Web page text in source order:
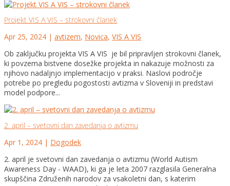
Projekt VIS A VIS – strokovni članek
Apr 25, 2024 | avtizem, Novica, VIS A VIS
Ob zaključku projekta VIS A VIS je bil pripravljen strokovni članek,
ki povzema bistvene dosežke projekta in nakazuje možnosti za
njihovo nadaljnjo implementacijo v praksi. Naslovi področje
potrebe po pregledu pogostosti avtizma v Sloveniji in predstavi
model podpore...
2. april – svetovni dan zavedanja o avtizmu
Apr 1, 2024 | Dogodek
2. april je svetovni dan zavedanja o avtizmu (World Autism
Awareness Day - WAAD), ki ga je leta 2007 razglasila Generalna
skupščina Združenih narodov za vsakoletni dan, s katerim